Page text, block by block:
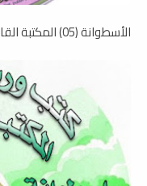
الأسطوانة (05) المكتبة القانونية - كتب ورسائل علمية ، pdf